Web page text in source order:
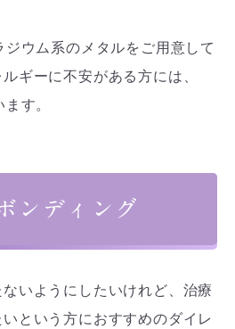
ウム系のメタルをご用意して
ギーに不安がある方には、
す。
ンディング
いようにしたいけれど、治療
という方におすすめのダイレ